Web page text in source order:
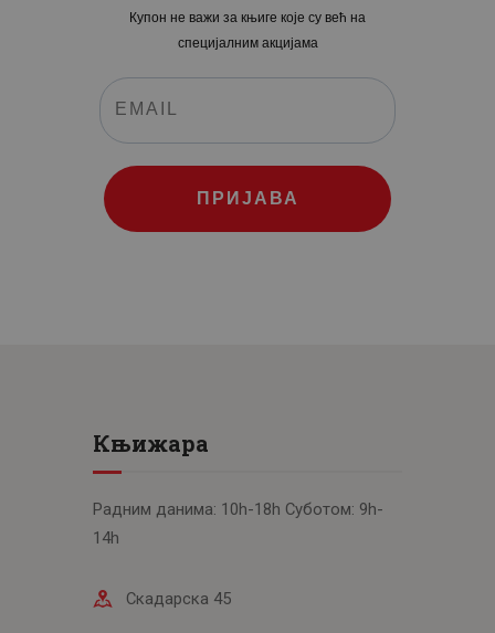
Купон не важи за књиге које су већ на
специјалним акцијама
ПРИЈАВА
Књижара
Радним данима: 10h-18h Суботом: 9h-
14h
Скадарска 45